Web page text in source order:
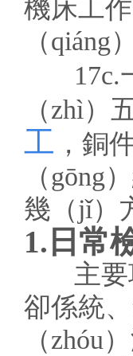
機床工
（
17c.一
（zhì）
工 ，銅
（gōng
幾（jǐ）
1.日常
主要項
卻係統
（zhóu